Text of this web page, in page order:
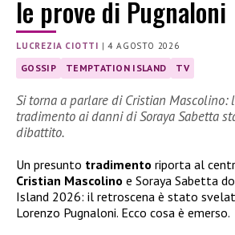
le prove di Pugnaloni
LUCREZIA CIOTTI |4 AGOSTO 2026
GOSSIP TEMPTATION ISLAND TV
Si torna a parlare di Cristian Mascolino:
tradimento ai danni di Soraya Sabetta
dibattito.
Un presunto tradimento riporta al
Cristian Mascolino e Soraya Sabetta
Island 2026: il retroscena è stato
Lorenzo Pugnaloni. Ecco cosa è emerso.